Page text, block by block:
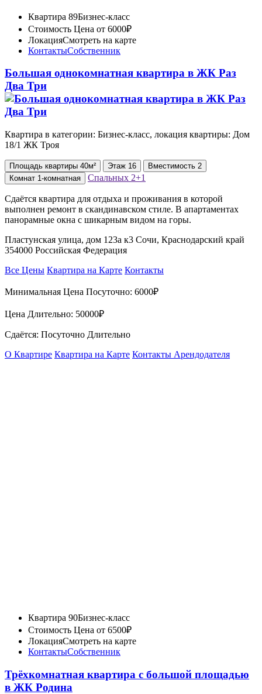
Квартира 89Бизнес-класс
Стоимость Цена от 6000₽
ЛокацияСмотреть на карте
КонтактыСобственник
Большая однокомнатная квартира в ЖК Раз
Два Три
Квартира в категории: Бизнес-класс, локация квартиры: Дом
18/1 ЖК Троя
Площадь квартиры 40м² Этаж 16 Вместимость 2
Комнат 1-комнатная Спальных 2+1
Сдаётся квартира для отдыха и проживания в которой
выполнен ремонт в скандинавском стиле. В апартаментах
панорамные окна с шикарным видом на горы.
Пластунская улица, дом 123а к3 Сочи, Краснодарский край
354000 Российская Федерация
Все Цены Квартира на Карте Контакты
Минимальная Цена Посуточно: 6000₽
Цена Длительно: 50000₽
Сдаётся: Посуточно Длительно
О Квартире Квартира на Карте Контакты Арендодателя
Квартира 90Бизнес-класс
Стоимость Цена от 6500₽
ЛокацияСмотреть на карте
КонтактыСобственник
Трёхкомнатная квартира с большой площадью
в ЖК Родина